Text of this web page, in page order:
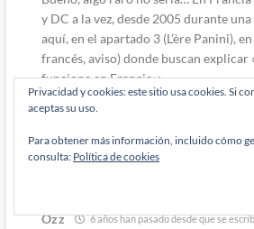
y DC a la vez, desde 2005 durante
aquí, en el apartado 3 (L’ère Panini),
francés, aviso) donde buscan explicar
funciona en Francia»:
https://www.mdcu-comics.fr/news-
pourquoi-dc-ne-marche-pas-en-
0 Responder
Ozz 6 años han pasado desde que se
Privacidad y cookies: este sitio usa cookies. Si
aceptas su uso.
Para obtener más información, incluido cómo
consulta: Política de cookies